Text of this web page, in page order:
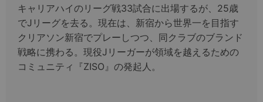
キャリアハイのリーグ戦33試合に出場するが、25歳
でJリーグを去る。現在は、新宿から世界一を目指す
クリアソン新宿でプレーしつつ、同クラブのブランド
戦略に携わる。現役Jリーガーが領域を越えるための
コミュニティ『ZISO』の発起人。